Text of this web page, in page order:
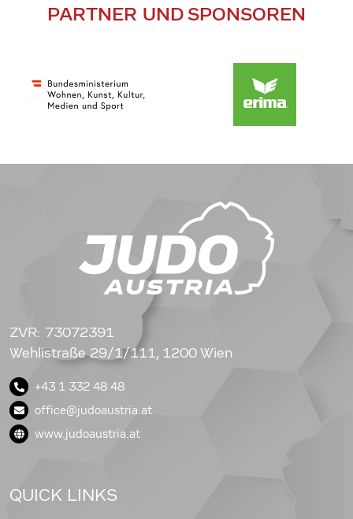
PARTNER UND SPONSOREN
ZVR: 73072391
Wehlistraße 29/1/111, 1200 Wien
+43 1 332 48 48
office@judoaustria.at
www.judoaustria.at
QUICK LINKS